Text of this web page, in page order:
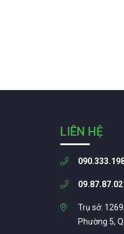
LIÊN HỆ
Trụ sở:
Phường 5,